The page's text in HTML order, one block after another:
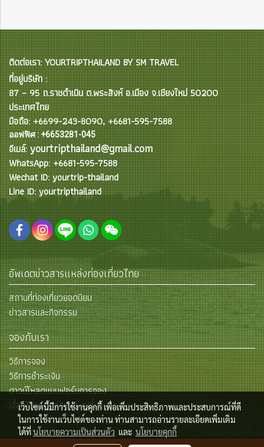
ติดต่อเรา: YOURTRIPTHAILAND BY SM TRAVEL
ที่อยู่บริษัท :
87 – 95 ถ.ราชดำเนิน ต.พระสิงห์ อ.เมือง จ.เชียงใหม่ 50200
ประเทศไทย
มือถือ: +6699-243-8090, +6681-595-7588
ออฟฟิศ : +6653281-045
อีเมล์: yourtripthailand@gmail.com
WhatsApp: +6681-595-7588
Wechat ID: yourtrip-thailand
Line ID: yourtripthailand
อัพเดตข่าวสารแหล่งท่องเที่ยวไทย
สถานที่ท่องเที่ยวยอดนิยม
ข่าวสารและกิจกรรม
จองกับเรา
วิธีการจอง
วิธีการชำระเงิน
ดาวน์โหลดแบบฟอร์มการจอง
เงื่อนไขการยกเลิกและเปลี่ยนแปลง
เว็บไซต์นี้มีการใช้งานคุกกี้ เพื่อเพิ่มประสิทธิภาพและประสบการณ์ที่ดี
ในการใช้งานเว็บไซต์ของท่าน ท่านสามารถอ่านรายละเอียดเพิ่มเติม
ได้ที่นโยบายความเป็นส่วนตัว และ นโยบายคุกกี้